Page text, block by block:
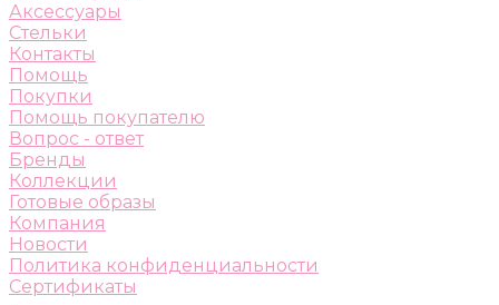
Аксессуары
Стельки
Контакты
Помощь
Покупки
Помощь покупателю
Вопрос - ответ
Бренды
Коллекции
Готовые образы
Компания
Новости
Политика конфиденциальности
Сертификаты